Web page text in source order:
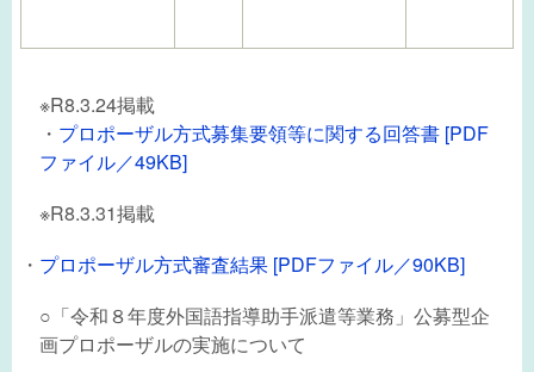
※R8.3.24掲載
・ プロポーザル方式募集要領等に関する回答書 [PDF
ファイル／49KB]
※R8.3.31掲載
・ プロポーザル方式審査結果 [PDFファイル／90KB]
○「令和８年度外国語指導助手派遣等業務」公募型企
画プロポーザルの実施について